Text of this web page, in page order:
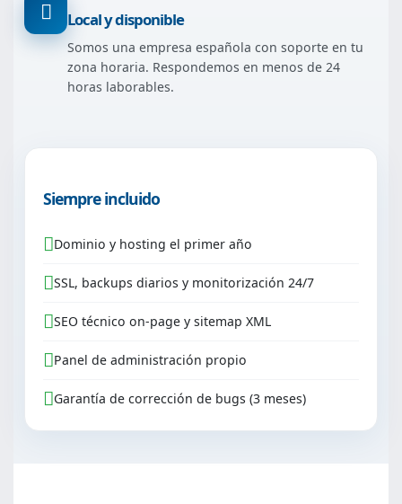
Local y disponible
Somos una empresa española con soporte en tu
zona horaria. Respondemos en menos de 24
horas laborables.
Siempre incluido
Dominio y hosting el primer año
SSL, backups diarios y monitorización 24/7
SEO técnico on-page y sitemap XML
Panel de administración propio
Garantía de corrección de bugs (3 meses)